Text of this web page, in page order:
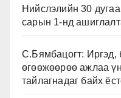
Нийслэлийн 30
сарын 1-нд
С.Бямбацогт: Иргэд,
өгөөжөөрөө ажлаа
тайлагнадаг байх